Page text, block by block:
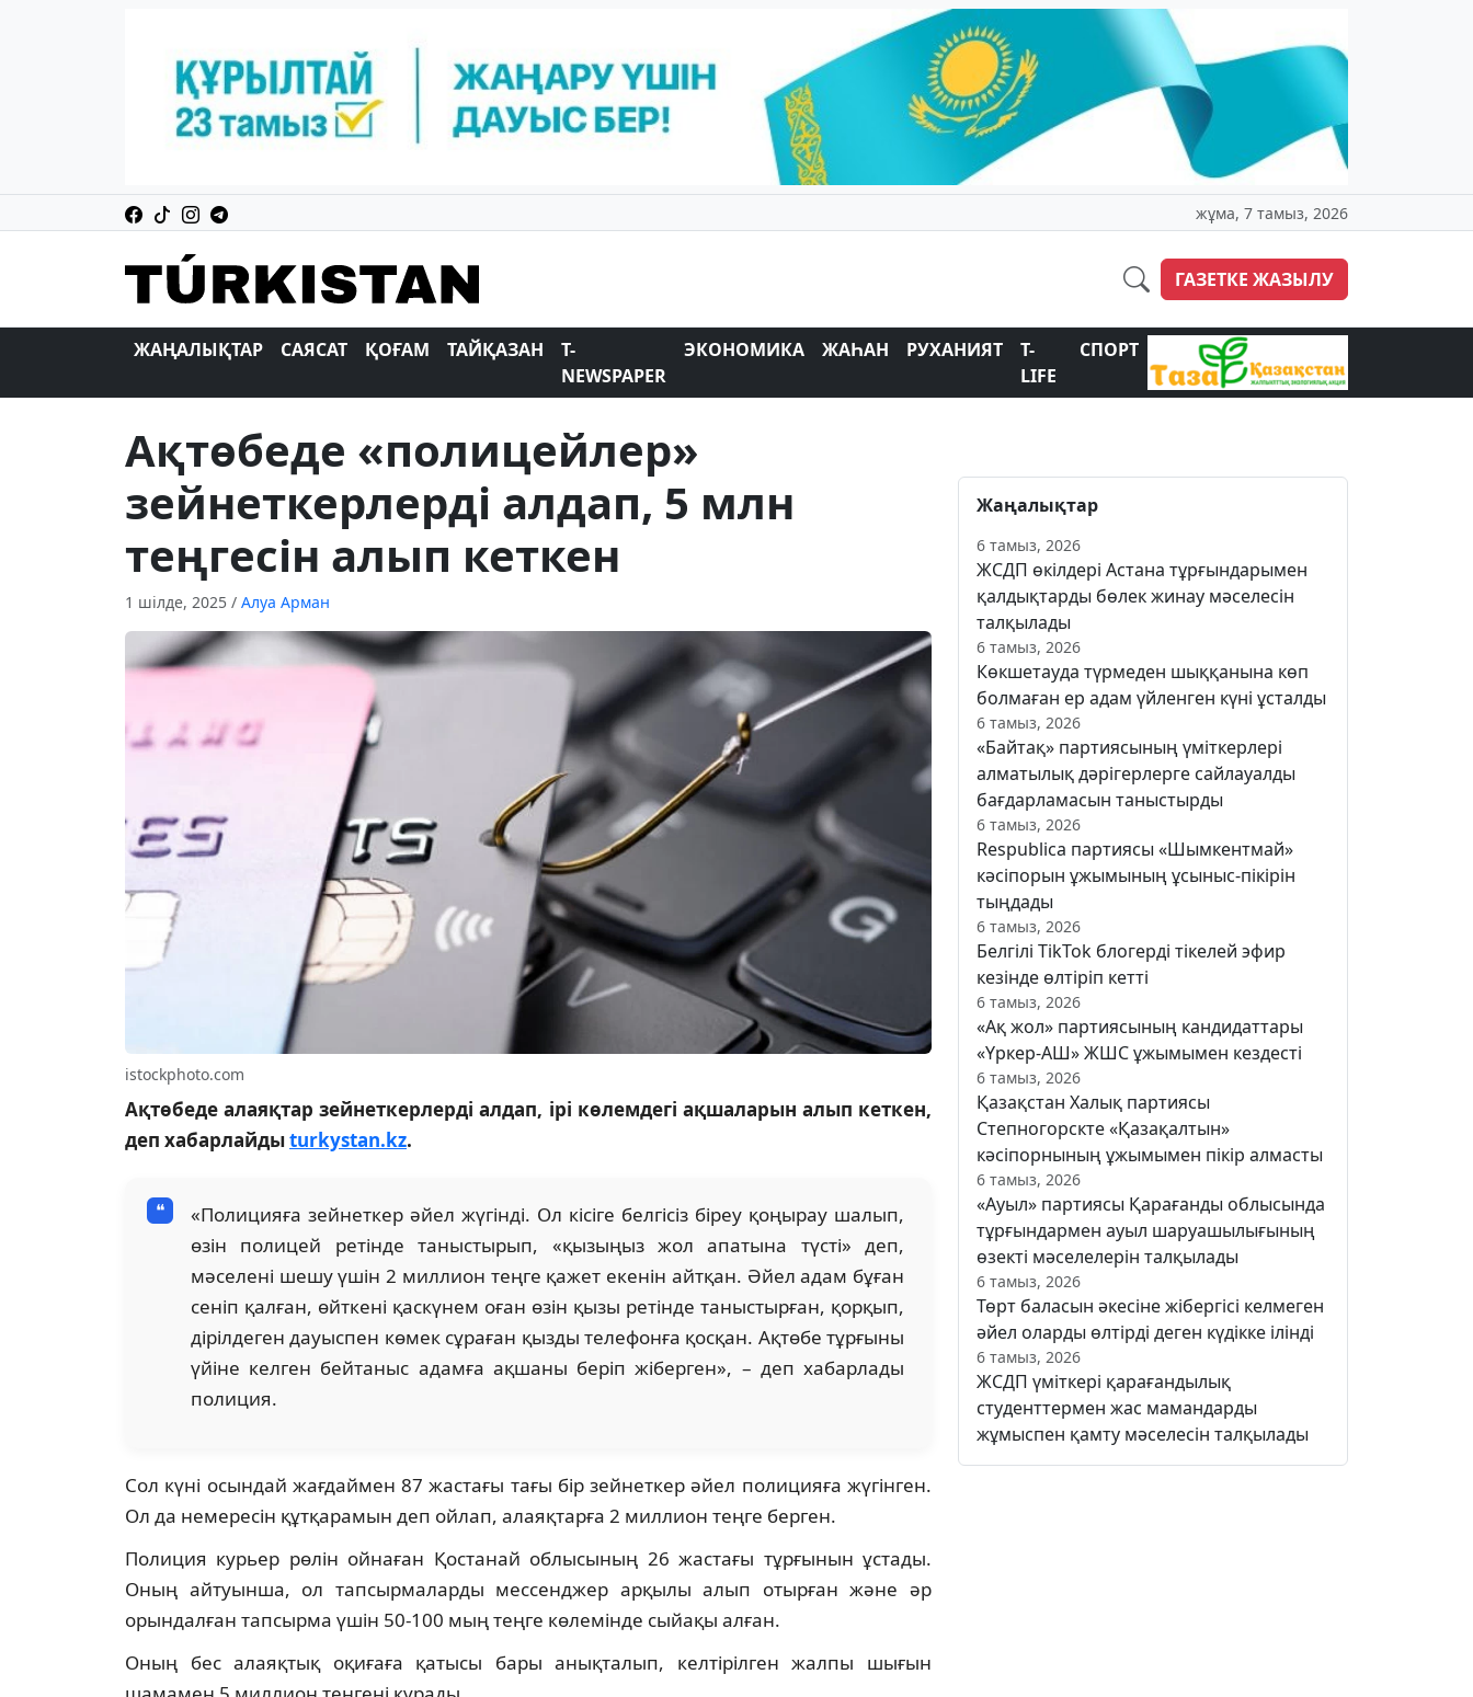
жұма, 7 тамыз, 2026
ГАЗЕТКЕ ЖАЗЫЛУ
ЖАҢАЛЫҚТАР САЯСАТ ҚОҒАМ ТАЙҚАЗАН
T-
NEWSPAPER
ЭКОНОМИКА ЖАҺАН РУХАНИЯТ
T-
LIFE
СПОРТ
Ақтөбеде «полицейлер»
зейнеткерлерді алдап, 5 млн
теңгесін алып кеткен
1 шілде, 2025 / Алуа Арман
istockphoto.com
Ақтөбеде алаяқтар зейнеткерлерді алдап, ірі көлемдегі ақшаларын алып кеткен,
деп хабарлайдыturkystan.kz.
«Полицияға зейнеткер әйел жүгінді. Ол кісіге белгісіз біреу қоңырау шалып,
өзін полицей ретінде таныстырып, «қызыңыз жол апатына түсті» деп,
мәселені шешу үшін 2 миллион теңге қажет екенін айтқан. Әйел адам бұған
сеніп қалған, өйткені қаскүнем оған өзін қызы ретінде таныстырған, қорқып,
дірілдеген дауыспен көмек сұраған қызды телефонға қосқан. Ақтөбе тұрғыны
үйіне келген бейтаныс адамға ақшаны беріп жіберген», – деп хабарлады
полиция.
Сол күні осындай жағдаймен 87 жастағы тағы бір зейнеткер әйел полицияға жүгінген.
Ол да немересін құтқарамын деп ойлап, алаяқтарға 2 миллион теңге берген.
Полиция курьер рөлін ойнаған Қостанай облысының 26 жастағы тұрғынын ұстады.
Оның айтуынша, ол тапсырмаларды мессенджер арқылы алып отырған және әр
орындалған тапсырма үшін 50-100 мың теңге көлемінде сыйақы алған.
Оның бес алаяқтық оқиғаға қатысы бары анықталып, келтірілген жалпы шығын
Жаңалықтар
6 тамыз, 2026
ЖСДП өкілдері Астана тұрғындарымен
қалдықтарды бөлек жинау мәселесін
талқылады
6 тамыз, 2026
Көкшетауда түрмеден шыққанына көп
болмаған ер адам үйленген күні ұсталды
6 тамыз, 2026
«Байтақ» партиясының үміткерлері
алматылық дәрігерлерге сайлауалды
бағдарламасын таныстырды
6 тамыз, 2026
Respublica партиясы «Шымкентмай»
кәсіпорын ұжымының ұсыныс-пікірін
тыңдады
6 тамыз, 2026
Белгілі TikTok блогерді тікелей эфир
кезінде өлтіріп кетті
6 тамыз, 2026
«Ақ жол» партиясының кандидаттары
«Үркер-АШ» ЖШС ұжымымен кездесті
6 тамыз, 2026
Қазақстан Халық партиясы
Степногорскте «Қазақалтын»
кәсіпорнының ұжымымен пікір алмасты
6 тамыз, 2026
«Ауыл» партиясы Қарағанды облысында
тұрғындармен ауыл шаруашылығының
өзекті мәселелерін талқылады
6 тамыз, 2026
Төрт баласын әкесіне жібергісі келмеген
әйел оларды өлтірді деген күдікке ілінді
6 тамыз, 2026
ЖСДП үміткері қарағандылық
студенттермен жас мамандарды
жұмыспен қамту мәселесін талқылады